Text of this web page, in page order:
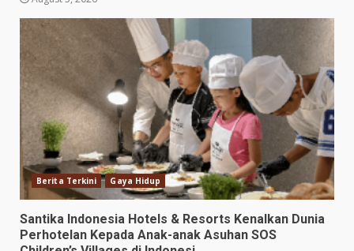
Berita Terkini Gaya Hidup
Santika Indonesia Hotels & Resorts Kenalkan Dunia
Perhotelan Kepada Anak-anak Asuhan SOS